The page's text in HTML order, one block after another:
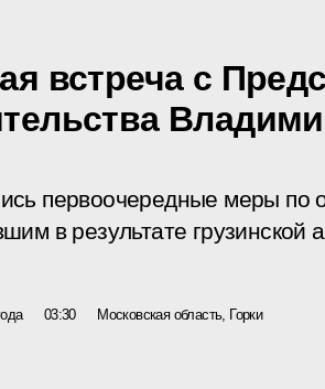
встреча с
первоочередные меры по
в результате
03:30 Московская область, Горки